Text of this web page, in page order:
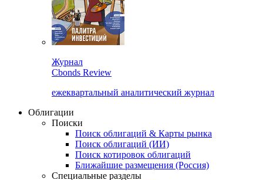
Журнал
Cbonds Review
ежеквартальный аналитический журнал
Облигации
Поиски
Поиск облигаций & Карты рынка
Поиск облигаций (ИИ)
Поиск котировок облигаций
Ближайшие размещения (Россия)
Специальные разделы